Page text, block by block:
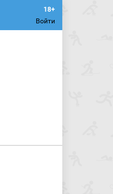
Войти